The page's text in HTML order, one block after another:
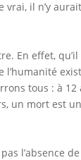
il n’y
En effet,
tous : à 12
un mort est
l’absence